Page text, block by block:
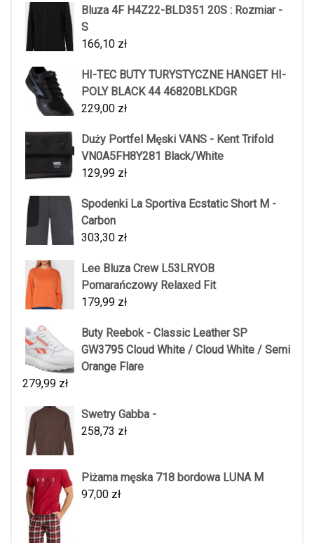
Bluza 4F H4Z22-BLD351 20S : Rozmiar -
S
166,10 zł
HI-TEC BUTY TURYSTYCZNE HANGET HI-
POLY BLACK 44 46820BLKDGR
229,00 zł
Duży Portfel Męski VANS - Kent Trifold
VN0A5FH8Y281 Black/White
129,99 zł
Spodenki La Sportiva Ecstatic Short M -
Carbon
303,30 zł
Lee Bluza Crew L53LRYOB
Pomarańczowy Relaxed Fit
179,99 zł
Buty Reebok - Classic Leather SP
GW3795 Cloud White / Cloud White / Semi
Orange Flare
279,99 zł
Swetry Gabba -
258,73 zł
Piżama męska 718 bordowa LUNA M
97,00 zł